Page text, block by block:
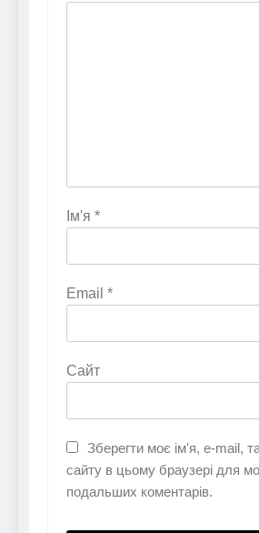
Ім'я *
Email *
Сайт
Зберегти моє ім'я, e-mail,
сайту в цьому браузері для
подальших коментарів.